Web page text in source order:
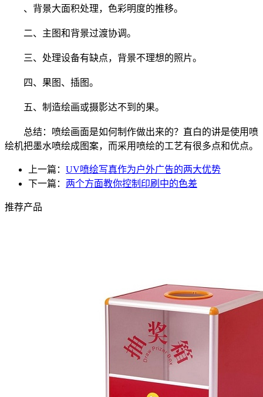
、背景大面积处理，色彩明度的推移。
二、主图和背景过渡协调。
三、处理设备有缺点，背景不理想的照片。
四、果图、插图。
五、制造绘画或摄影达不到的果。
总结：喷绘画面是如何制作做出来的？直白的讲是使用喷
绘机把墨水喷绘成图案，而采用喷绘的工艺有很多点和优点。
上一篇： UV喷绘写真作为户外广告的两大优势
下一篇： 两个方面教你控制印刷中的色差
推荐产品